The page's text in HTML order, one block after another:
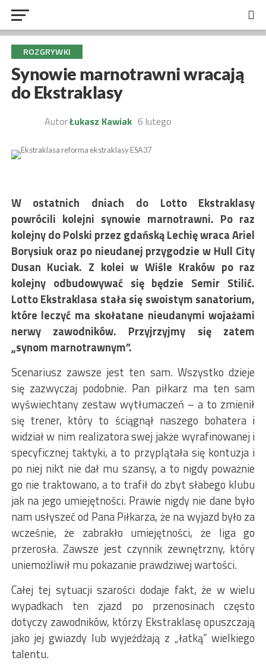
ROZGRYWKI
Synowie marnotrawni wracają
do Ekstraklasy
AutorŁukasz Kawiak 6 lutego
W ostatnich dniach do Lotto Ekstraklasy
powrócili kolejni synowie marnotrawni. Po raz
kolejny do Polski przez gdańską Lechię wraca Ariel
Borysiuk oraz po nieudanej przygodzie w Hull City
Dusan Kuciak. Z kolei w Wiśle Kraków po raz
kolejny odbudowywać się będzie Semir Stilić.
Lotto Ekstraklasa stała się swoistym sanatorium,
które leczyć ma skołatane nieudanymi wojażami
nerwy zawodników. Przyjrzyjmy się zatem
„synom marnotrawnym”.
Scenariusz zawsze jest ten sam. Wszystko dzieje
się zazwyczaj podobnie. Pan piłkarz ma ten sam
wyświechtany zestaw wytłumaczeń – a to zmienił
się trener, który to ściągnął naszego bohatera i
widział w nim realizatora swej jakże wyrafinowanej i
specyficznej taktyki, a to przyplątała się kontuzja i
po niej nikt nie dał mu szansy, a to nigdy poważnie
go nie traktowano, a to trafił do zbyt słabego klubu
jak na jego umiejętności. Prawie nigdy nie dane było
nam usłyszeć od Pana Piłkarza, że na wyjazd było za
wcześnie, że zabrakło umiejętności, że liga go
przerosła. Zawsze jest czynnik zewnętrzny, który
uniemożliwił mu pokazanie prawdziwej wartości.
Całej tej sytuacji szarości dodaje fakt, że w wielu
wypadkach ten zjazd po przenosinach często
dotyczy zawodników, którzy Ekstraklasę opuszczają
jako jej gwiazdy lub wyjeżdżają z „łatką” wielkiego
talentu.